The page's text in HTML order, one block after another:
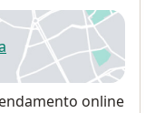
novo separador
online